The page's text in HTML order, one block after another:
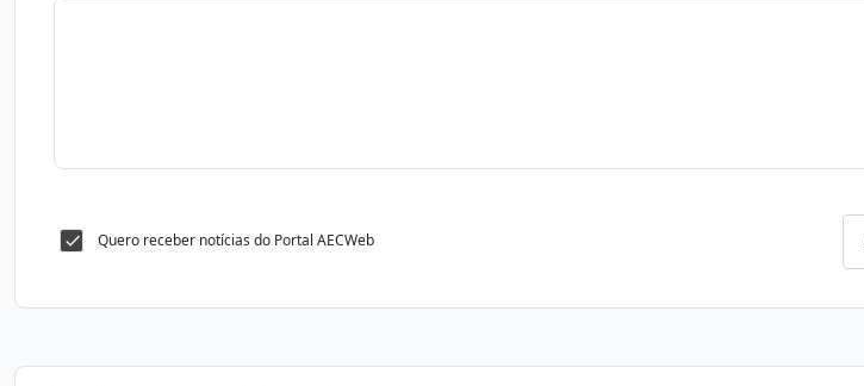
Quero receber notícias do Portal AECWeb